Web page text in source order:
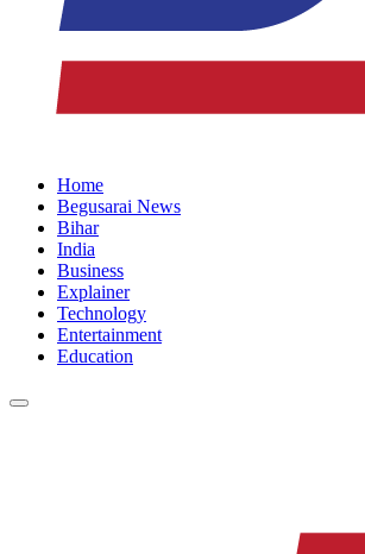
Home
Begusarai News
Bihar
India
Business
Explainer
Technology
Entertainment
Education